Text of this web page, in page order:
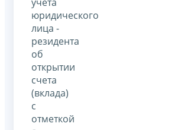
юридического
лица -
резидента
об
открытии
счета
(вклада)
с
отметкой